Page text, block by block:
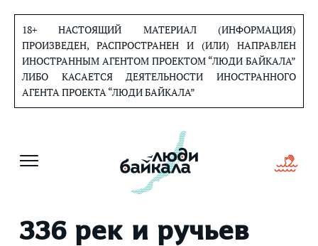
содержанию
18+ НАСТОЯЩИЙ МАТЕРИАЛ (ИНФОРМАЦИЯ)
ПРОИЗВЕДЕН, РАСПРОСТРАНЕН И (ИЛИ) НАПРАВЛЕН
ИНОСТРАННЫМ АГЕНТОМ ПРОЕКТОМ “ЛЮДИ БАЙКАЛА”
ЛИБО КАСАЕТСЯ ДЕЯТЕЛЬНОСТИ ИНОСТРАННОГО
АГЕНТА ПРОЕКТА “ЛЮДИ БАЙКАЛА”
336 рек и ручьев